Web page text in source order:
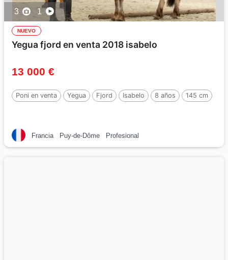
3 1
NUEVO
Yegua fjord en venta 2018 isabelo
13 000 €
Poni en venta Yegua Fjord Isabelo 8 años 145 cm
Francia Puy-de-Dôme Profesional